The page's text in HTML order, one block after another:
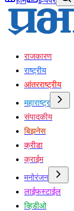
राजकारण
राष्ट्रीय
आंतरराष्ट्रीय
महाराष्ट्र
संपादकीय
बिझनेस
क्रीडा
क्राईम
मनोरंजन
लाईफस्टाईल
व्हिडीओ